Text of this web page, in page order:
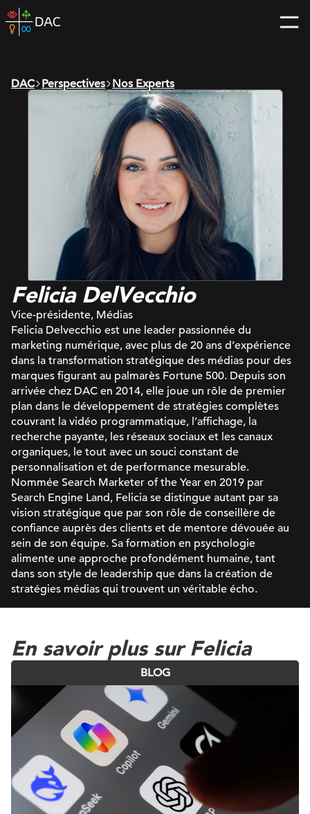
Skip
to
home
DAC Perspectives Nos Experts
Felicia DelVecchio
Vice-présidente, Médias
Felicia Delvecchio est une leader passionnée du
marketing numérique, avec plus de 20 ans d’expérience
dans la transformation stratégique des médias pour des
marques figurant au palmarès Fortune 500. Depuis son
arrivée chez DAC en 2014, elle joue un rôle de premier
plan dans le développement de stratégies complètes
couvrant la vidéo programmatique, l’affichage, la
recherche payante, les réseaux sociaux et les canaux
organiques, le tout avec un souci constant de
personnalisation et de performance mesurable.
Nommée Search Marketer of the Year en 2019 par
Search Engine Land, Felicia se distingue autant par sa
vision stratégique que par son rôle de conseillère de
confiance auprès des clients et de mentore dévouée au
sein de son équipe. Sa formation en psychologie
alimente une approche profondément humaine, tant
dans son style de leadership que dans la création de
stratégies médias qui trouvent un véritable écho.
En savoir plus sur Felicia
BLOG